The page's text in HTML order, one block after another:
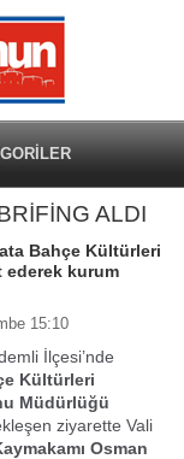
ALDI
Bahçe Kültürleri
ederek kurum
15:10
İlçesi’nde
Kültürleri
Müdürlüğü
ziyarette Vali
Osman